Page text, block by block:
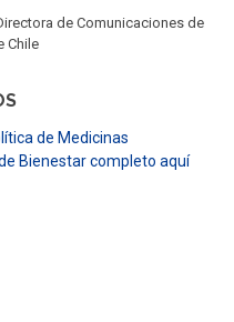
de Medicinas
Bienestar completo aquí
de Comunicaciones de
Chile